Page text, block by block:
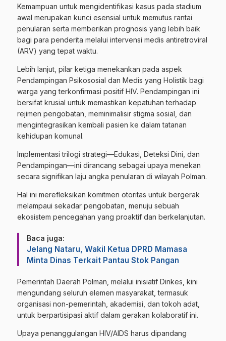
Kemampuan untuk mengidentifikasi kasus pada stadium
awal merupakan kunci esensial untuk memutus rantai
penularan serta memberikan prognosis yang lebih baik
bagi para penderita melalui intervensi medis antiretroviral
(ARV) yang tepat waktu.
Lebih lanjut, pilar ketiga menekankan pada aspek
Pendampingan Psikososial dan Medis yang Holistik bagi
warga yang terkonfirmasi positif HIV. Pendampingan ini
bersifat krusial untuk memastikan kepatuhan terhadap
rejimen pengobatan, meminimalisir stigma sosial, dan
mengintegrasikan kembali pasien ke dalam tatanan
kehidupan komunal.
Implementasi trilogi strategi—Edukasi, Deteksi Dini, dan
Pendampingan—ini dirancang sebagai upaya menekan
secara signifikan laju angka penularan di wilayah Polman.
Hal ini merefleksikan komitmen otoritas untuk bergerak
melampaui sekadar pengobatan, menuju sebuah
ekosistem pencegahan yang proaktif dan berkelanjutan.
Baca juga:
Jelang Nataru, Wakil Ketua DPRD Mamasa
Minta Dinas Terkait Pantau Stok Pangan
Pemerintah Daerah Polman, melalui inisiatif Dinkes, kini
mengundang seluruh elemen masyarakat, termasuk
organisasi non-pemerintah, akademisi, dan tokoh adat,
untuk berpartisipasi aktif dalam gerakan kolaboratif ini.
Upaya penanggulangan HIV/AIDS harus dipandang